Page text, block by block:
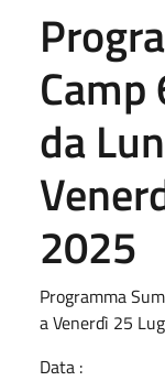
da
2025
Programma
a Venerdì 25
Data :